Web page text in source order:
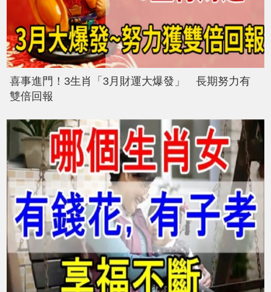
喜事進門！3生肖「3月財運大爆發」 長期努力有
雙倍回報